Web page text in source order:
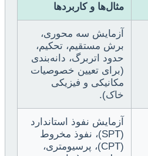
مثال‌ها و کاربردها
آزمایش سه محوری،
برش مستقیم، تحکیم،
حدود اتربرگ، دانه‌بندی
(برای تعیین خصوصیات
مکانیکی و فیزیکی
خاک).
آزمایش نفوذ استاندارد
(SPT)، نفوذ مخروط
(CPT)، پرسیومتری،